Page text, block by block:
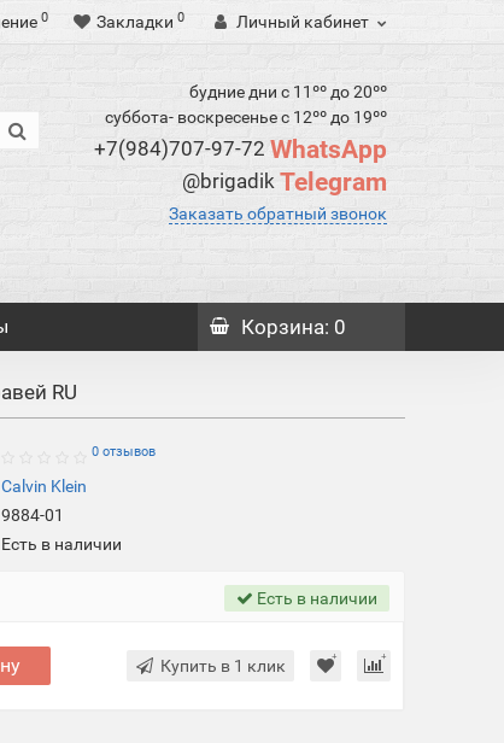
0 Закладки 0 Личный кабинет
будние дни с 11ºº до 20ºº
суббота- воскресенье с 12ºº до 19ºº
+7(984)707-97-72 WhatsApp
@brigadikTelegram
Заказать обратный звонок
Корзина: 0
RU
0 отзывов
Calvin Klein
9884-01
Есть в наличии
Есть в наличии
Купить в 1 клик